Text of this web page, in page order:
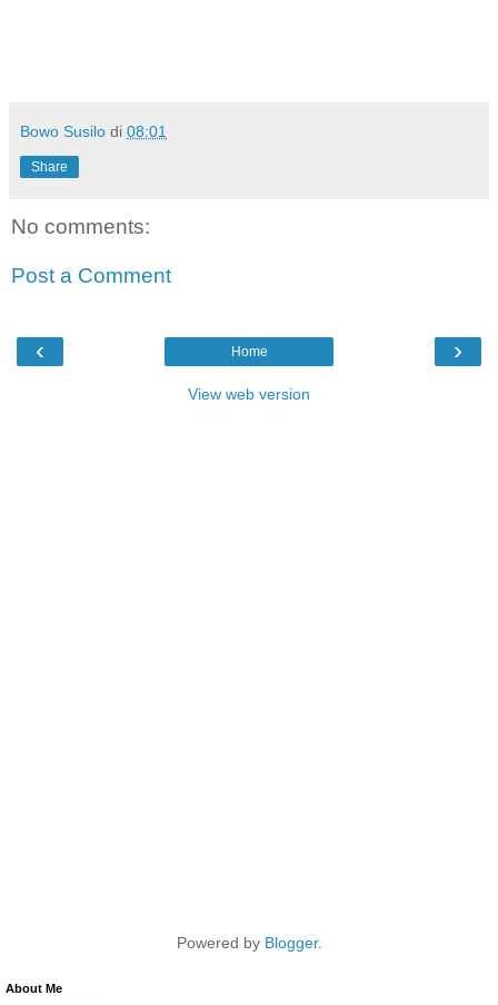
Bowo Susilo di 08:01
Share
No comments:
Post a Comment
‹ ›
Home
View web version
Powered by Blogger.
About Me